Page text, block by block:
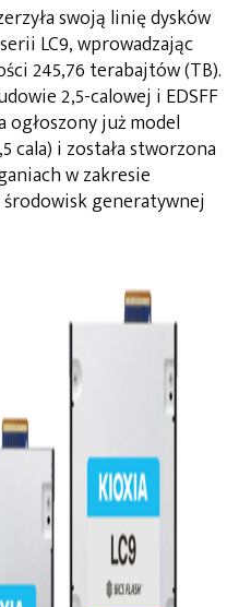
swoją linię dysków
LC9, wprowadzając
245,76 terabajtów (TB).
2,5-calowej i EDSFF
ogłoszony już model
cala) i została stworzona
w zakresie
generatywnej